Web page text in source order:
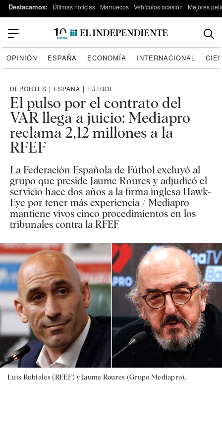
Destacamos: Últimas noticias Marruecos Vehículos ocasión Mejores
OPINIÓN ESPAÑA ECONOMÍA INTERNACIONAL
DEPORTES | ESPAÑA | FÚTBOL
El pulso por el contrato del
VAR llega a juicio: Mediapro
reclama 2,12 millones a la
RFEF
La Federación Española de Fútbol excluyó al
grupo que preside Jaume Roures y adjudicó el
servicio hace dos años a la firma inglesa Hawk-
Eye por tener más experiencia / Mediapro
mantiene vivos cinco procedimientos en los
tribunales contra la RFEF
Luis Rubiales (RFEF) y Jaume Roures (Grupo Mediapro).